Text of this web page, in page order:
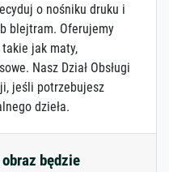
o nośniku druku i
blejtram. Oferujemy
jak maty,
Nasz Dział Obsługi
jeśli potrzebujesz
dzieła.
będzie